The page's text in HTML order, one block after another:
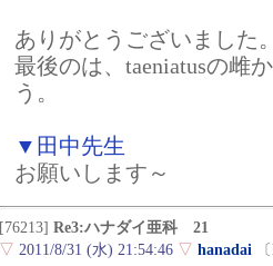
ありがとうございました
最後のは、taeniatusの雌
う。
▼田中先生
お願いします～
[76213] Re3:ハナダイ亜科 21
▽ 2011/8/31 (水) 21:54:46 ▽ hanadai 〔